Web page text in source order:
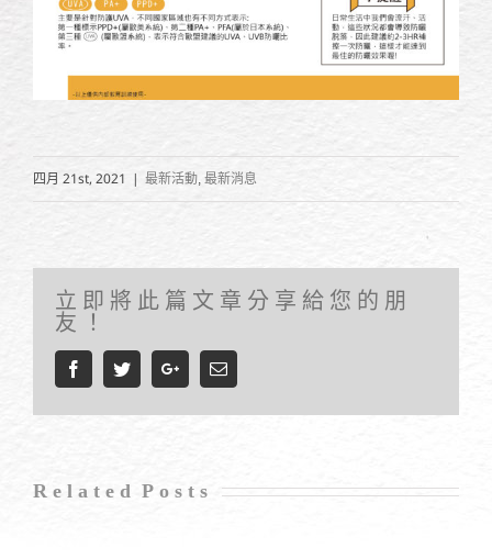
四月 21st, 2021 | 最新活動, 最新消息
立即將此篇文章分享給您的朋
友！
FacebookTwitterGoogle+Email
Related Posts